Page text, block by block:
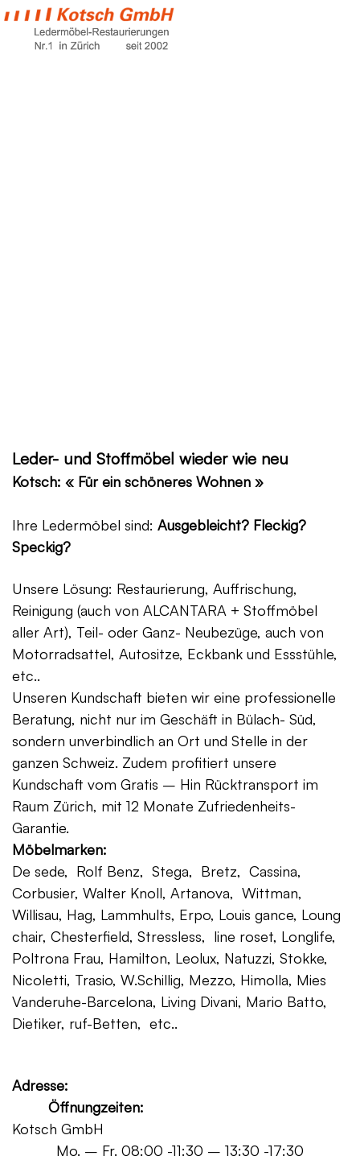
Leder- und Stoffmöbel wieder wie neu
Kotsch: « Für ein schöneres Wohnen »
Ihre Ledermöbel sind: Ausgebleicht? Fleckig?
Speckig?
Unsere Lösung: Restaurierung, Auffrischung,
Reinigung (auch von ALCANTARA + Stoffmöbel
aller Art), Teil- oder Ganz- Neubezüge, auch von
Motorradsattel, Autositze, Eckbank und Essstühle,
etc..
Unseren Kundschaft bieten wir eine professionelle
Beratung, nicht nur im Geschäft in Bülach- Süd,
sondern unverbindlich an Ort und Stelle in der
ganzen Schweiz. Zudem profitiert unsere
Kundschaft vom Gratis – Hin Rücktransport im
Raum Zürich, mit 12 Monate Zufriedenheits-
Garantie.
Möbelmarken:
De sede, Rolf Benz, Stega, Bretz, Cassina,
Corbusier, Walter Knoll, Artanova, Wittman,
Willisau, Hag, Lammhults, Erpo, Louis gance, Loung
chair, Chesterfield, Stressless, line roset, Longlife,
Poltrona Frau, Hamilton, Leolux, Natuzzi, Stokke,
Nicoletti, Trasio, W.Schillig, Mezzo, Himolla, Mies
Vanderuhe-Barcelona, Living Divani, Mario Batto,
Dietiker, ruf-Betten, etc..
Adresse:
Öffnungzeiten:
Kotsch GmbH
Mo. – Fr. 08:00 -11:30 – 13:30 -17:30